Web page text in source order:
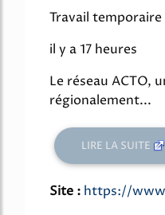
Travail
il y a 17 heures
Le réseau ACTO,
régionalement...
LIRE LA SUITE
Site : https://